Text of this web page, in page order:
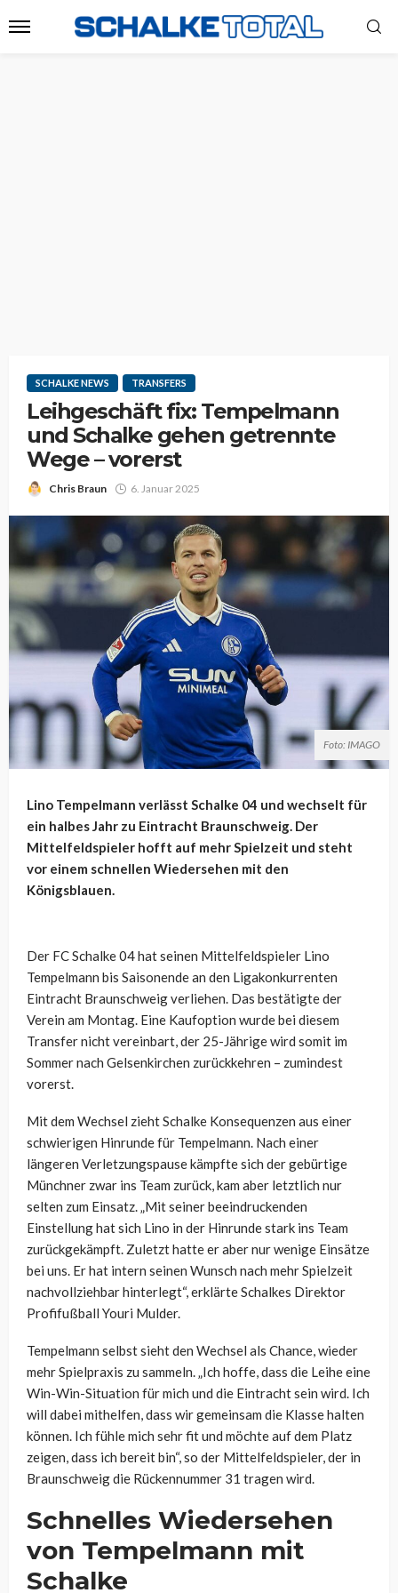
SCHALKE NEWS TRANSFERS
Leihgeschäft fix: Tempelmann
und Schalke gehen getrennte
Wege – vorerst
Chris Braun 6. Januar 2025
Foto: IMAGO
Lino Tempelmann verlässt Schalke 04 und wechselt für
ein halbes Jahr zu Eintracht Braunschweig. Der
Mittelfeldspieler hofft auf mehr Spielzeit und steht
vor einem schnellen Wiedersehen mit den
Königsblauen.
Der FC Schalke 04 hat seinen Mittelfeldspieler Lino
Tempelmann bis Saisonende an den Ligakonkurrenten
Eintracht Braunschweig verliehen. Das bestätigte der
Verein am Montag. Eine Kaufoption wurde bei diesem
Transfer nicht vereinbart, der 25-Jährige wird somit im
Sommer nach Gelsenkirchen zurückkehren – zumindest
vorerst.
Mit dem Wechsel zieht Schalke Konsequenzen aus einer
schwierigen Hinrunde für Tempelmann. Nach einer
längeren Verletzungspause kämpfte sich der gebürtige
Münchner zwar ins Team zurück, kam aber letztlich nur
selten zum Einsatz. „Mit seiner beeindruckenden
Einstellung hat sich Lino in der Hinrunde stark ins Team
zurückgekämpft. Zuletzt hatte er aber nur wenige Einsätze
bei uns. Er hat intern seinen Wunsch nach mehr Spielzeit
nachvollziehbar hinterlegt“, erklärte Schalkes Direktor
Profifußball Youri Mulder.
Tempelmann selbst sieht den Wechsel als Chance, wieder
mehr Spielpraxis zu sammeln. „Ich hoffe, dass die Leihe eine
Win-Win-Situation für mich und die Eintracht sein wird. Ich
will dabei mithelfen, dass wir gemeinsam die Klasse halten
können. Ich fühle mich sehr fit und möchte auf dem Platz
zeigen, dass ich bereit bin“, so der Mittelfeldspieler, der in
Braunschweig die Rückennummer 31 tragen wird.
Schnelles Wiedersehen
von Tempelmann mit
Schalke